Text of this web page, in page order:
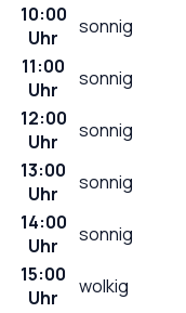
10:00
Uhr
sonnig
11:00
Uhr
sonnig
12:00
Uhr
sonnig
13:00
Uhr
sonnig
14:00
Uhr
sonnig
15:00
Uhr
wolkig